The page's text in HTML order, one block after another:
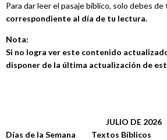
Para dar leer el pasaje bíblico, solo debes de
correspondiente al día de tu lectura.
Nota:
Si no logra ver este contenido
disponer de la última actualización de
JULIO DE 2026
Días de la Semana
Textos Bíblicos